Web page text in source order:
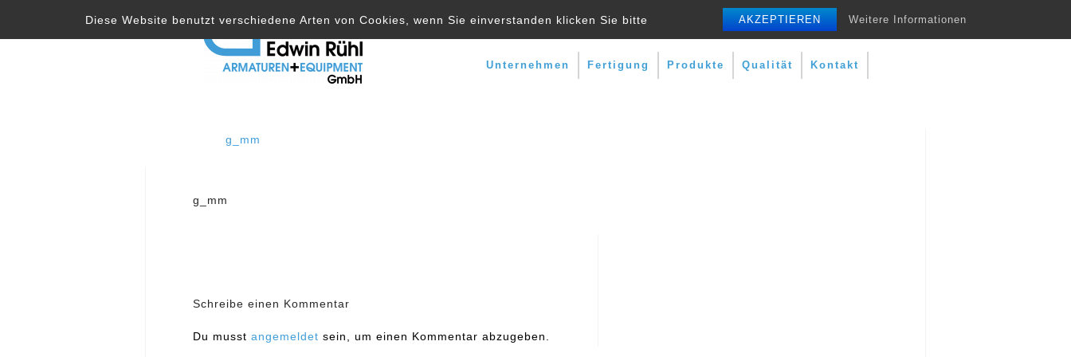
Diese Website benutzt verschiedene Arten von Cookies, wenn Sie einverstanden klicken Sie bitte AKZEPTIEREN Weitere Informationen
Unternehmen Fertigung Produkte Qualität Kontakt
g_mm
Beitragsnavigation
g_mm
Schreibe einen Kommentar
Du musst angemeldet sein, um einen Kommentar abzugeben.